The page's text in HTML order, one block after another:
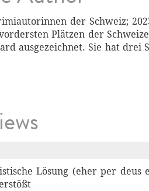
der Schweiz;
Plätzen der
ausgezeichnet. Sie hat drei
Lösung (eher per deus